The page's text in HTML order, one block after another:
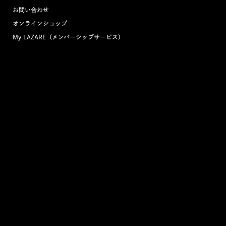
お問い合わせ
オンラインショップ
My LAZARE（メンバーシップサービス）